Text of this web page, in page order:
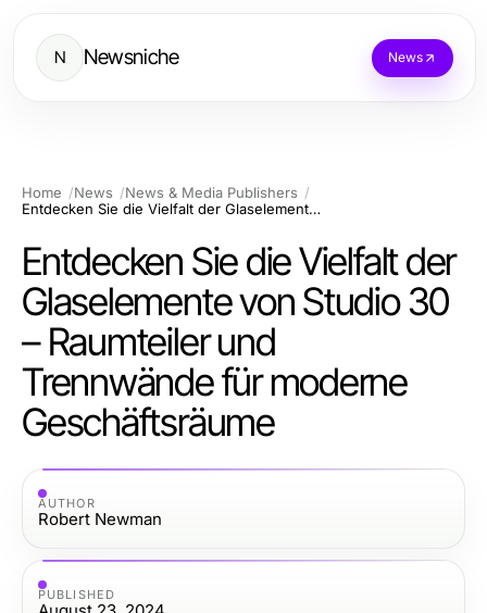
N Newsniche News
Home News
News & Media Publishers
Entdecken Sie die Vielfalt der Glaselemente von Studio 30 – Raumteiler und Trennwände für moderne Geschäftsräume
Entdecken Sie die Vielfalt der
Glaselemente von Studio 30
– Raumteiler und
Trennwände für moderne
Geschäftsräume
AUTHOR
Robert Newman
PUBLISHED